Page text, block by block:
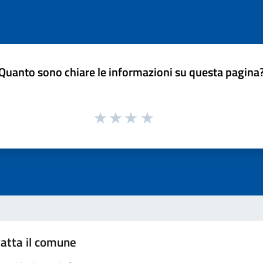
sono chiare le informazioni su questa
il comune